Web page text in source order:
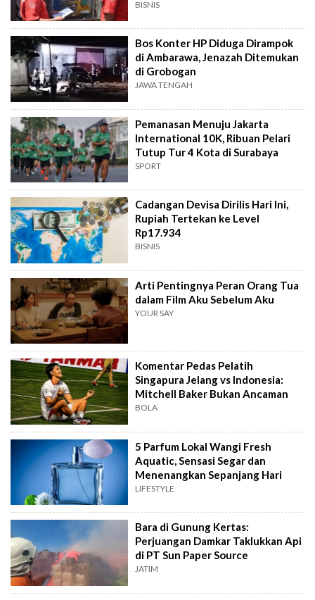
BISNIS
Bos Konter HP Diduga Dirampok
di Ambarawa, Jenazah Ditemukan
di Grobogan
JAWA TENGAH
Pemanasan Menuju Jakarta
International 10K, Ribuan Pelari
Tutup Tur 4 Kota di Surabaya
SPORT
Cadangan Devisa Dirilis Hari Ini,
Rupiah Tertekan ke Level
Rp17.934
BISNIS
Arti Pentingnya Peran Orang Tua
dalam Film Aku Sebelum Aku
YOUR SAY
Komentar Pedas Pelatih
Singapura Jelang vs Indonesia:
Mitchell Baker Bukan Ancaman
BOLA
5 Parfum Lokal Wangi Fresh
Aquatic, Sensasi Segar dan
Menenangkan Sepanjang Hari
LIFESTYLE
Bara di Gunung Kertas:
Perjuangan Damkar Taklukkan Api
di PT Sun Paper Source
JATIM